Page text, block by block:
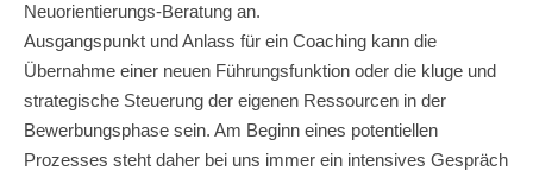
Neuorientierungs-Beratung an.
Ausgangspunkt und Anlass für ein Coaching kann die
Übernahme einer neuen Führungsfunktion oder die kluge und
strategische Steuerung der eigenen Ressourcen in der
Bewerbungsphase sein. Am Beginn eines potentiellen
Prozesses steht daher bei uns immer ein intensives Gespräch